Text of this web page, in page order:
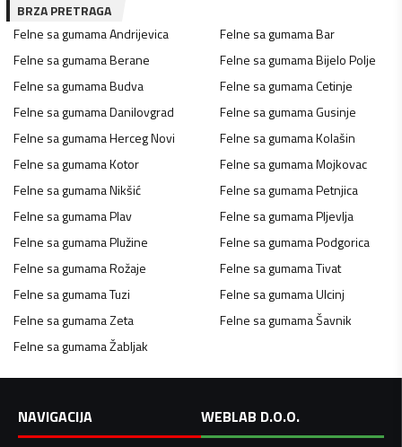
BRZA PRETRAGA
Felne sa gumamaAndrijevica Felne sa gumamaBar
Felne sa gumamaBerane Felne sa gumamaBijelo Polje
Felne sa gumamaBudva Felne sa gumamaCetinje
Felne sa gumamaDanilovgrad Felne sa gumamaGusinje
Felne sa gumamaHerceg Novi Felne sa gumamaKolašin
Felne sa gumamaKotor Felne sa gumamaMojkovac
Felne sa gumamaNikšić Felne sa gumamaPetnjica
Felne sa gumamaPlav Felne sa gumamaPljevlja
Felne sa gumamaPlužine Felne sa gumamaPodgorica
Felne sa gumamaRožaje Felne sa gumamaTivat
Felne sa gumamaTuzi Felne sa gumamaUlcinj
Felne sa gumamaZeta Felne sa gumamaŠavnik
Felne sa gumamaŽabljak
NAVIGACIJA
WEBLAB D.O.O.